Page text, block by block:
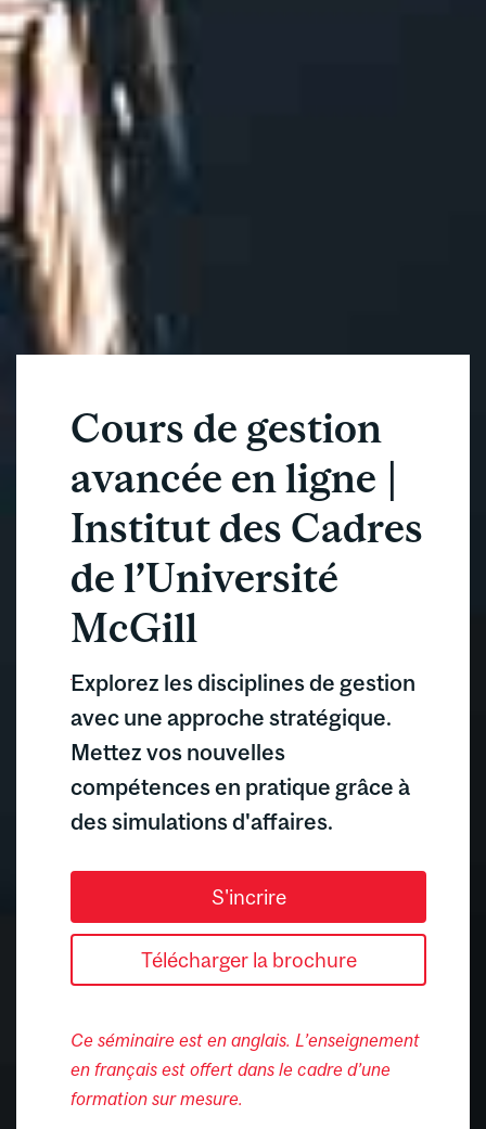
Cours de gestion
avancée en ligne |
Institut des Cadres
de l’Université
McGill
Explorez les disciplines de gestion
avec une approche stratégique.
Mettez vos nouvelles
compétences en pratique grâce à
des simulations d'affaires.
S'incrire
Télécharger la brochure
Ce séminaire est en anglais. L’enseignement
en français est offert dans le cadre d’une
formation sur mesure.